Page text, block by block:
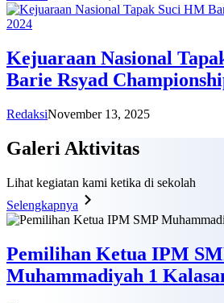
Kejuaraan Nasional
Barie Rsyad
RedaksiNovember 13, 2025
Galeri Aktivitas
Lihat kegiatan kami ketika di sekolah
Selengkapnya
Pemilihan Ketua IPM
Muhammadiyah 1